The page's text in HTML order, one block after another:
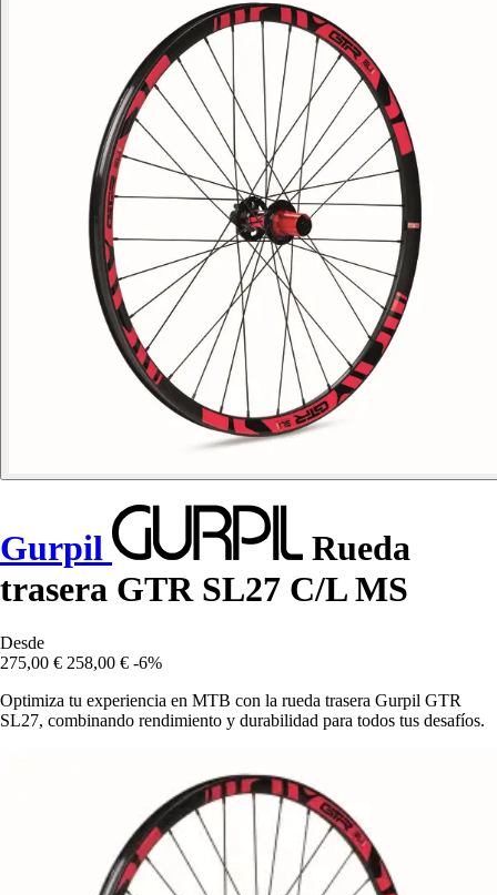
Gurpil
Rueda
trasera GTR SL27 C/L MS
Desde
275,00 € 258,00 € -6%
Optimiza tu experiencia en MTB con la rueda trasera Gurpil GTR
SL27, combinando rendimiento y durabilidad para todos tus desafíos.